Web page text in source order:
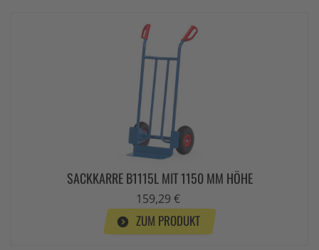
SACKKARRE B1115L MIT 1150 MM HÖHE
159,29 €
ZUM PRODUKT